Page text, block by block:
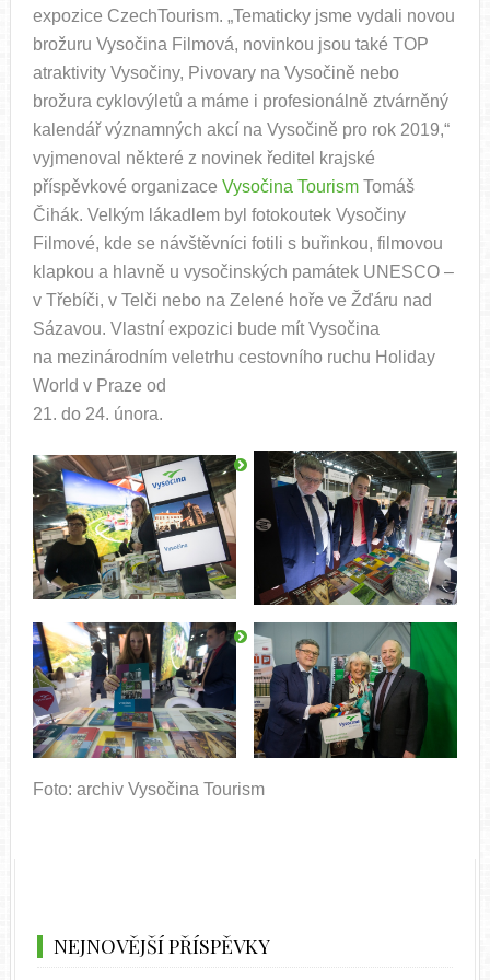
expozice CzechTourism. „Tematicky jsme vydali novou
brožuru Vysočina Filmová, novinkou jsou také TOP
atraktivity Vysočiny, Pivovary na Vysočině nebo
brožura cyklovýletů a máme i profesionálně ztvárněný
kalendář významných akcí na Vysočině pro rok 2019,“
vyjmenoval některé z novinek ředitel krajské
příspěvkové organizace Vysočina TourismTomáš
Čihák. Velkým lákadlem byl fotokoutek Vysočiny
Filmové, kde se návštěvníci fotili s buřinkou, filmovou
klapkou a hlavně u vysočinských památek UNESCO –
v Třebíči, v Telči nebo na Zelené hoře ve Žďáru nad
Sázavou. Vlastní expozici bude mít Vysočina
na mezinárodním veletrhu cestovního ruchu Holiday
World v Praze od
21. do 24. února.
Foto: archiv Vysočina Tourism
NEJNOVĚJŠÍ PŘÍSPĚVKY